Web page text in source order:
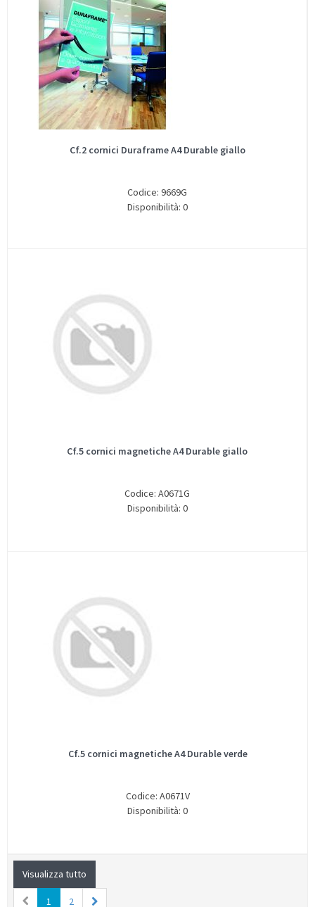
Cf.2 cornici Duraframe A4 Durable giallo
Codice: 9669G
Disponibilità: 0
Cf.5 cornici magnetiche A4 Durable giallo
Codice: A0671G
Disponibilità: 0
Cf.5 cornici magnetiche A4 Durable verde
Codice: A0671V
Disponibilità: 0
Visualizza tutto
1 2